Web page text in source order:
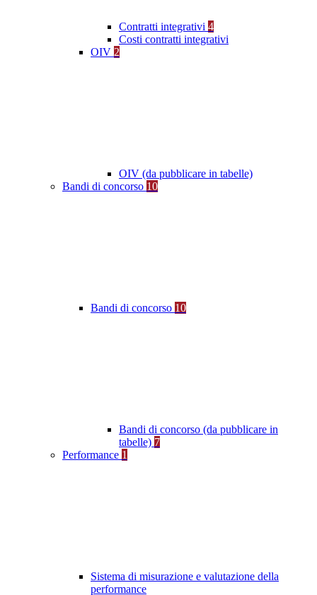
Contratti integrativi 4
Costi contratti integrativi
OIV 2
OIV (da pubblicare in tabelle)
Bandi di concorso 10
Bandi di concorso 10
Bandi di concorso (da pubblicare in
tabelle) 7
Performance 1
Sistema di misurazione e valutazione della
performance